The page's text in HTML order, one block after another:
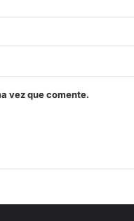
vez que comente.